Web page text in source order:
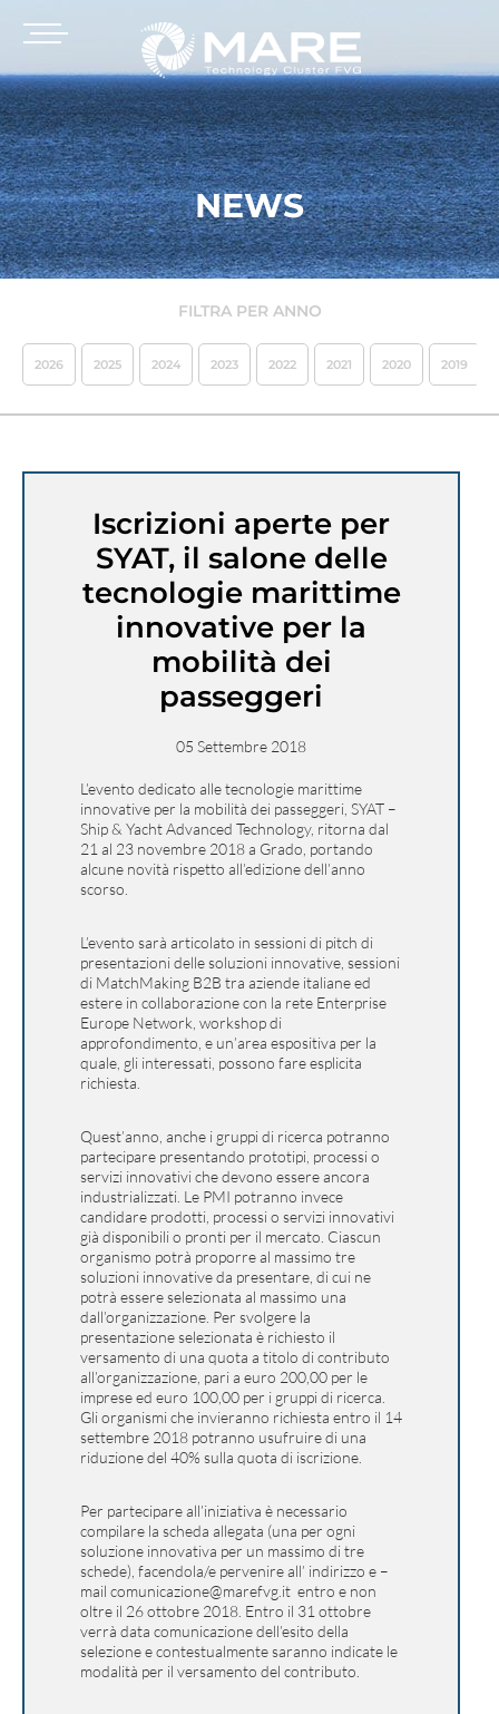
NEWS
FILTRA PER ANNO
2026 2025 2024 2023 2022 2021 2020 2019
Iscrizioni aperte per
SYAT, il salone delle
tecnologie marittime
innovative per la
mobilità dei
passeggeri
05 Settembre 2018
L’evento dedicato alle tecnologie marittime
innovative per la mobilità dei passeggeri, SYAT –
Ship & Yacht Advanced Technology, ritorna dal
21 al 23 novembre 2018 a Grado, portando
alcune novità rispetto all’edizione dell’anno
scorso.
L’evento sarà articolato in sessioni di pitch di
presentazioni delle soluzioni innovative, sessioni
di MatchMaking B2B tra aziende italiane ed
estere in collaborazione con la rete Enterprise
Europe Network, workshop di
approfondimento, e un’area espositiva per la
quale, gli interessati, possono fare esplicita
richiesta.
Quest’anno, anche i gruppi di ricerca potranno
partecipare presentando prototipi, processi o
servizi innovativi che devono essere ancora
industrializzati. Le PMI potranno invece
candidare prodotti, processi o servizi innovativi
già disponibili o pronti per il mercato. Ciascun
organismo potrà proporre al massimo tre
soluzioni innovative da presentare, di cui ne
potrà essere selezionata al massimo una
dall’organizzazione. Per svolgere la
presentazione selezionata è richiesto il
versamento di una quota a titolo di contributo
all’organizzazione, pari a euro 200,00 per le
imprese ed euro 100,00 per i gruppi di ricerca.
Gli organismi che invieranno richiesta entro il 14
settembre 2018 potranno usufruire di una
riduzione del 40% sulla quota di iscrizione.
Per partecipare all’iniziativa è necessario
compilare la scheda allegata (una per ogni
soluzione innovativa per un massimo di tre
schede), facendola/e pervenire all’ indirizzo e –
mail comunicazione@marefvg.it entro e non
oltre il 26 ottobre 2018. Entro il 31 ottobre
verrà data comunicazione dell’esito della
selezione e contestualmente saranno indicate le
modalità per il versamento del contributo.